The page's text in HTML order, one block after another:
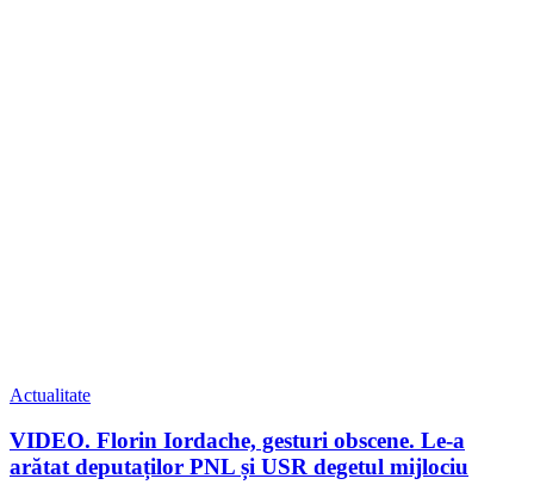
Actualitate
VIDEO. Florin Iordache, gesturi obscene. Le-a
arătat deputaților PNL și USR degetul mijlociu